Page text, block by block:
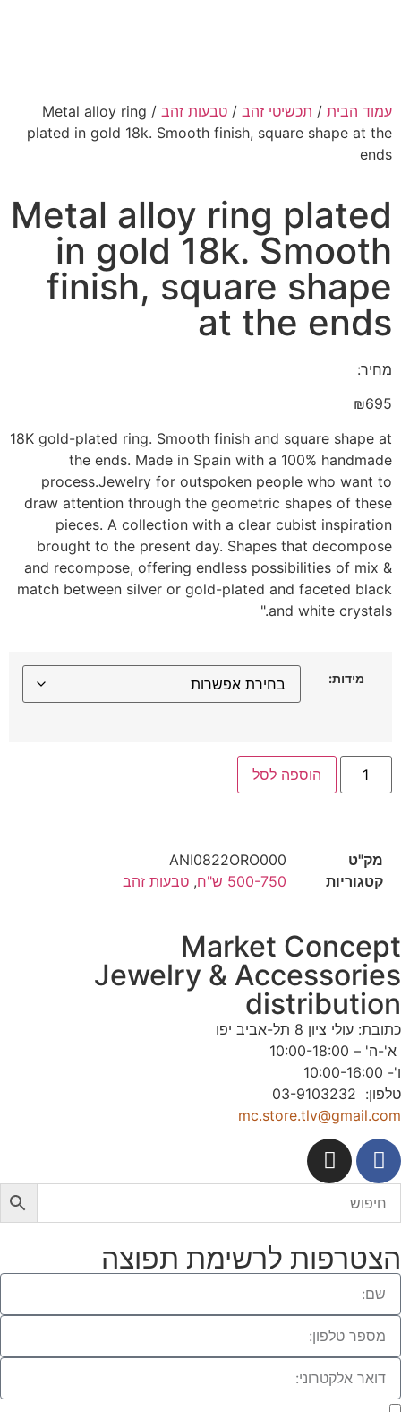
עמוד הבית/ תכשיטי זהב/ טבעות זהב
/ Metal alloy ring
plated in gold 18k. Smooth finish, square shape at the
ends
Metal alloy ring plated
in gold 18k. Smooth
finish, square shape
at the ends
מחיר:
₪695
18K gold-plated ring. Smooth finish and square shape at
the ends. Made in Spain with a 100% handmade
process.Jewelry for outspoken people who want to
draw attention through the geometric shapes of these
pieces. A collection with a clear cubist inspiration
brought to the present day. Shapes that decompose
and recompose, offering endless possibilities of mix &
match between silver or gold-plated and faceted black
and white crystals."
מידות:
הוספה לסל
מק"ט
ANI0822ORO000
קטגוריות
500-750 ש"ח , טבעות זהב
Market Concept
Jewelry & Accessories
distribution
כתובת: עולי ציון 8 תל-אביב יפו
א'-ה' – 10:00-18:00
ו'- 10:00-16:00
טלפון: 03-9103232
mc.store.tlv@gmail.com
הצטרפות לרשימת תפוצה